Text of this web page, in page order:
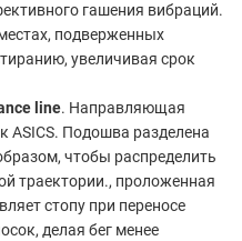
гашения вибраций.
подверженных
увеличивая срок
line. Направляющая
ASICS. Подошва разделена
чтобы распределить
траектории., проложенная
стопу при переносе
делая бег менее